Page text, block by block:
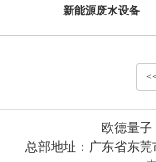
新能源废水设备
欧德量子
总部地址：广东省东莞